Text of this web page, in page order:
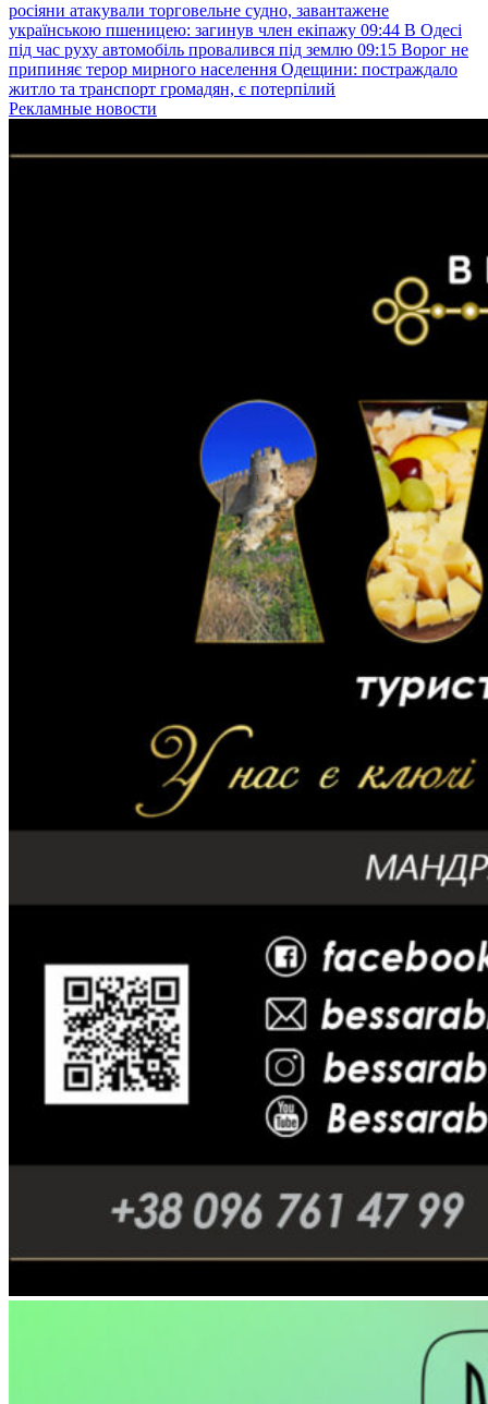
росіяни атакували торговельне судно, завантажене
українською пшеницею: загинув член екіпажу 09:44 В Одесі
під час руху автомобіль провалився під землю 09:15 Ворог не
припиняє терор мирного населення Одещини: постраждало
житло та транспорт громадян, є потерпілий
Рекламные новости